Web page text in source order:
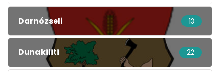
Darnózseli 13
Dunakiliti 22